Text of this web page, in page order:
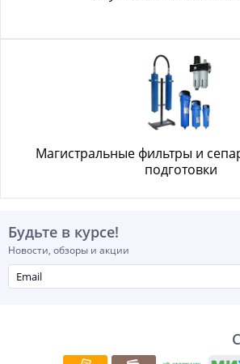
Магистральные фильтры и
подготовки
Будьте в курсе!
Новости, обзоры и акции